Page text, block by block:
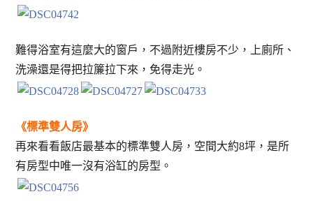
難得浴室有這麼大的窗戶，不過附近樓房不少，上廁所、
洗澡還是得把拉簾拉下來，免得走光。
《標準雙人房》
再來看看飯店最基本的標準雙人房，空間大約8坪，是所
有房型中唯一沒有浴缸的房型。